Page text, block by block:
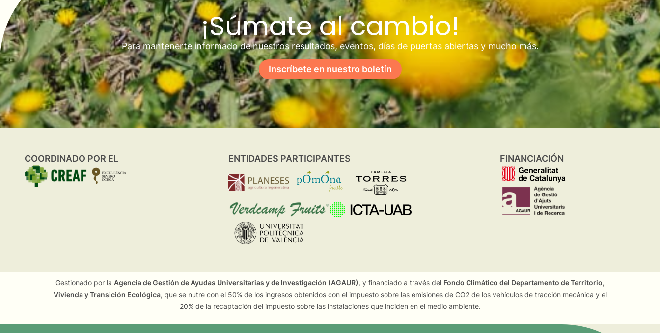
¡Súmate al cambio!
Para mantenerte informado de nuestros resultados, eventos, días de puertas abiertas y mucho más.
Inscríbete en nuestro boletín
COORDINADO POR EL ENTIDADES PARTICIPANTES FINANCIACIÓN
Gestionado por la Agencia de Gestión de Ayudas Universitarias y de Investigación (AGAUR), y financiado a través del Fondo Climático del Departamento de Territorio,
Vivienda y Transición Ecológica, que se nutre con el 50% de los ingresos obtenidos con el impuesto sobre las emisiones de CO2 de los vehículos de tracción mecánica y el
20% de la recaptación del impuesto sobre las instalaciones que inciden en el medio ambiente.